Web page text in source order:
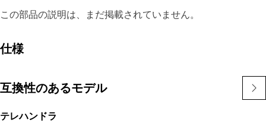
この部品の説明は、まだ掲載されていません。
仕様
互換性のあるモデル
テレハンドラ